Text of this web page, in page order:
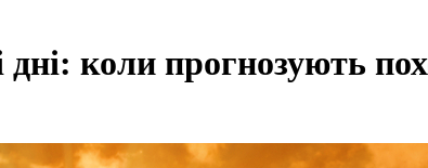
коли прогнозують